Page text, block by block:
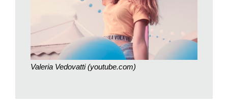
condividere con chi mi avrebbe seguito i disagi che non
mancano mai e i momenti belli della mia vita. Ho iniziato a fare
video per passione perché mi rende felice, con l’obiettivo di
strappare qualche sorriso». Lo scorso marzo è stata premiata
a Los Angeles nella categoria «Nuova star preferita» ai Kids’
Choice Awards 2019, una manifestazione organizzata dalle
Valeria Vedovatti (youtube.com)